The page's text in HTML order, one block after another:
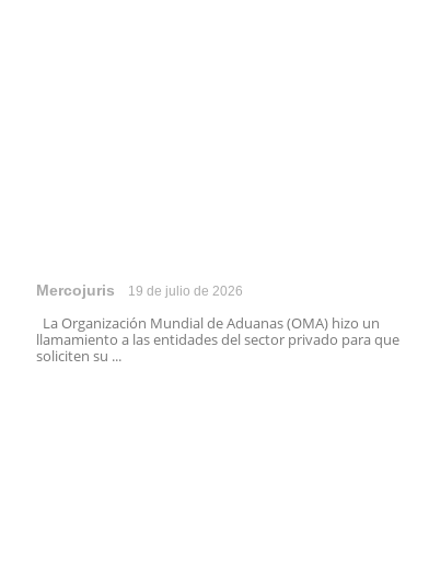
Mercojuris 19 de julio de 2026
La Organización Mundial de Aduanas (OMA) hizo un
llamamiento a las entidades del sector privado para que
soliciten su ...